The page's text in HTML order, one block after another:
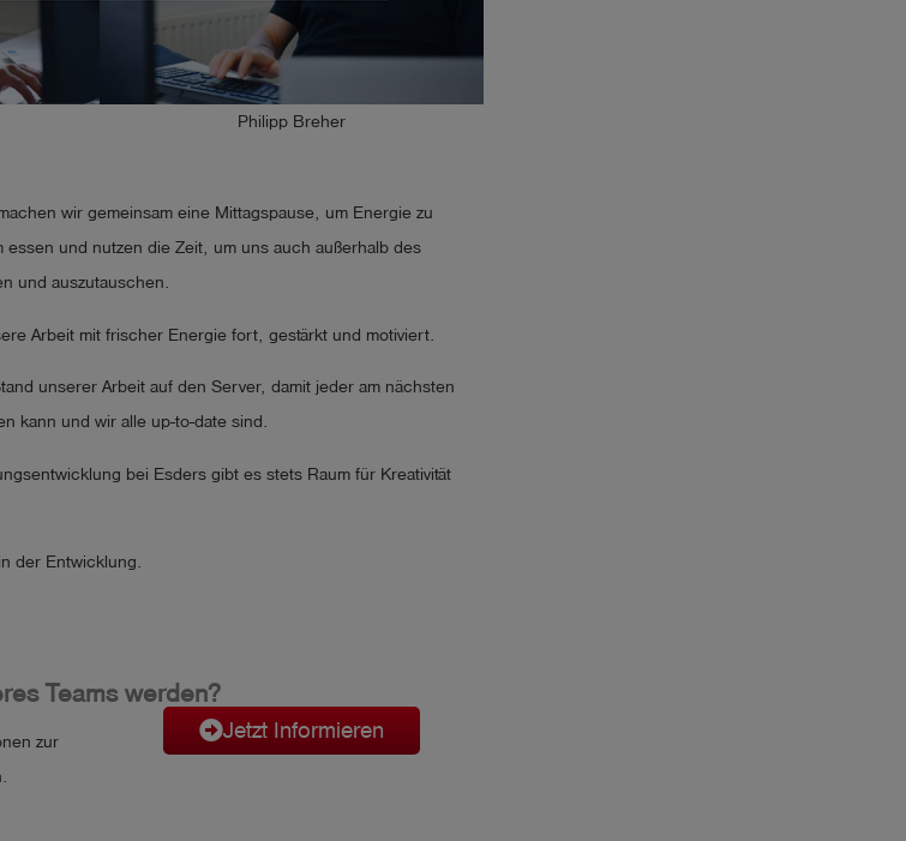
Philipp Breher
wir gemeinsam eine Mittagspause, um Energie zu
und nutzen die Zeit, um uns auch außerhalb des
und auszutauschen.
Arbeit mit frischer Energie fort, gestärkt und motiviert.
unserer Arbeit auf den Server, damit jeder am nächsten
kann und wir alle up-to-date sind.
bei Esders gibt es stets Raum für Kreativität
der Entwicklung.
Teams werden?
zur
Jetzt Informieren